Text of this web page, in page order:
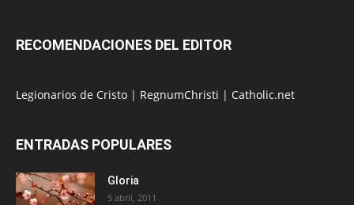
RECOMENDACIONES DEL EDITOR
Legionarios de Cristo | RegnumChristi | Catholic.net
ENTRADAS POPULARES
Gloria
5 abril, 2011